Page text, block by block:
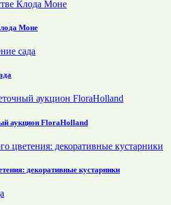
Моне
аукцион FloraHolland
декоративные кустарники